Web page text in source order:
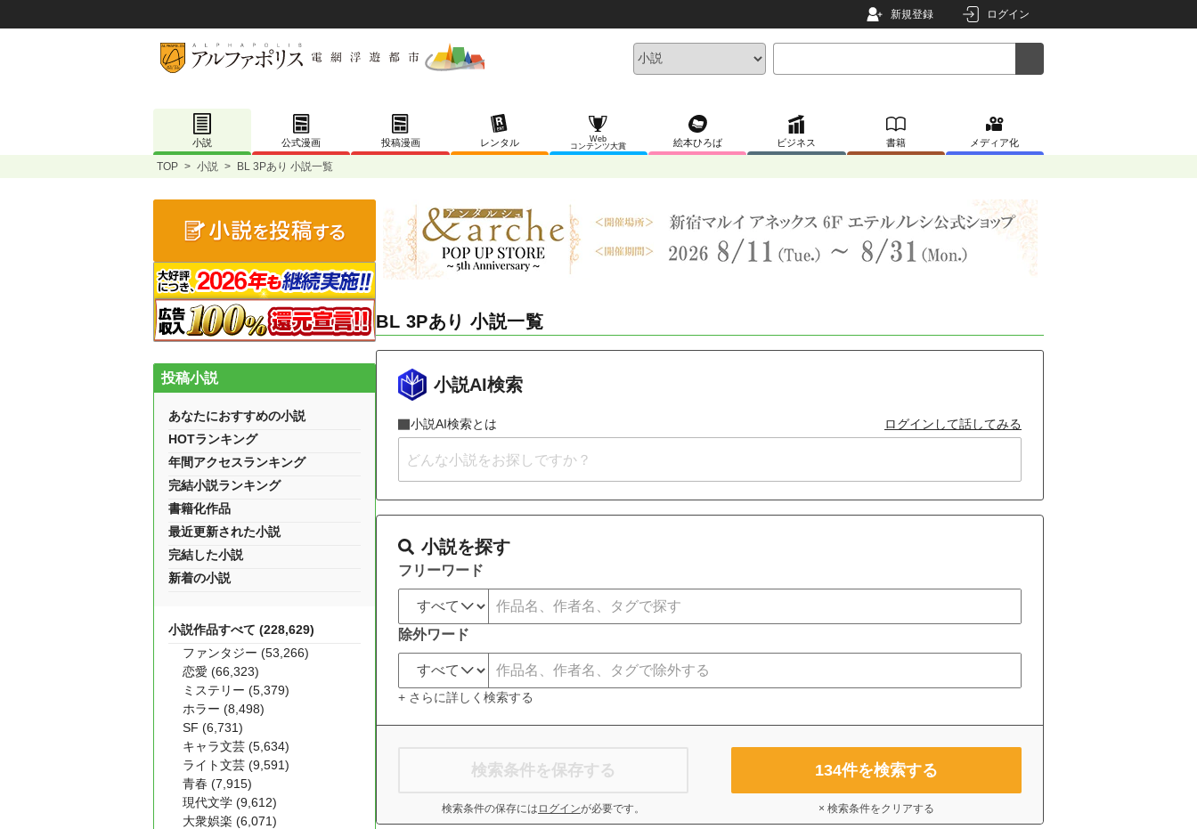
新規登録 ログイン
小説 公式漫画 投稿漫画 レンタル
Web
コンテンツ大賞
絵本ひろば ビジネス 書籍 メディア化
TOP > 小説 > BL 3Pあり 小説一覧
BL 3Pあり 小説一覧
小説AI検索
小説AI検索とは ログインして話してみる
小説を探す
フリーワード
除外ワード
+ さらに詳しく検索する
検索条件を保存する
検索条件の保存には ログインが必要です。
134件を検索する
× 検索条件をクリアする
投稿小説
あなたにおすすめの小説
HOTランキング
年間アクセスランキング
完結小説ランキング
書籍化作品
最近更新された小説
完結した小説
新着の小説
小説作品すべて (228,629)
ファンタジー (53,266)
恋愛 (66,323)
ミステリー (5,379)
ホラー (8,498)
SF (6,731)
キャラ文芸 (5,634)
ライト文芸 (9,591)
青春 (7,915)
現代文学 (9,612)
大衆娯楽 (6,071)